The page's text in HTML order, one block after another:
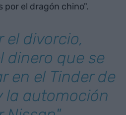
por el dragón chino".
el divorcio,
dinero que se
en el Tinder de
la automoción